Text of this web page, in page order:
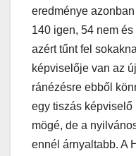
eredménye
140 igen, 54 nem
azért tűnt fel
képviselője van az
ránézésre ebből
egy tiszás képviselő
mögé, de a
ennél árnyaltabb. A